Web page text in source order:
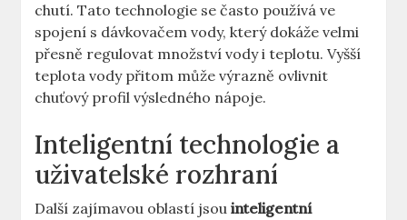
chutí. ​Tato ⁤technologie‍ se často ⁣používá ve
spojení⁢ s dávkovačem vody, který ​dokáže velmi
přesně regulovat množství vody i teplotu. ‍Vyšší‌
teplota vody přitom může výrazně ovlivnit
chuťový profil výsledného⁣ nápoje.
Inteligentní technologie ‌a
uživatelské rozhraní
Další​ zajímavou oblastí jsouinteligentní